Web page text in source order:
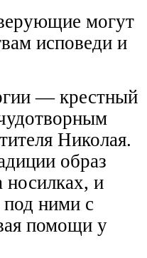
могут
исповеди и
— крестный
Николая.
образ
носилках, и
ними с
помощи у